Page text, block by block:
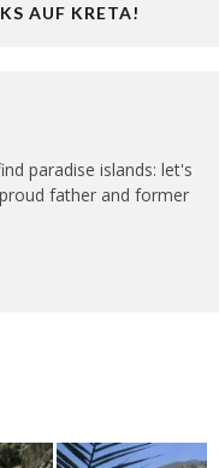
AUF KRETA!
paradise islands: let's
father and former